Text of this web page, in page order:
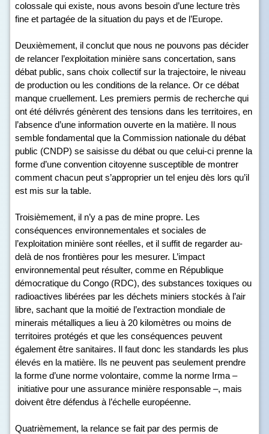
colossale qui existe, nous avons besoin d’une lecture très
fine et partagée de la situation du pays et de l’Europe.
Deuxièmement, il conclut que nous ne pouvons pas décider
de relancer l’exploitation minière sans concertation, sans
débat public, sans choix collectif sur la trajectoire, le niveau
de production ou les conditions de la relance. Or ce débat
manque cruellement. Les premiers permis de recherche qui
ont été délivrés génèrent des tensions dans les territoires, en
l’absence d’une information ouverte en la matière. Il nous
semble fondamental que la Commission nationale du débat
public (CNDP) se saisisse du débat ou que celui-ci prenne la
forme d’une convention citoyenne susceptible de montrer
comment chacun peut s’approprier un tel enjeu dès lors qu’il
est mis sur la table.
Troisièmement, il n’y a pas de mine propre. Les
conséquences environnementales et sociales de
l’exploitation minière sont réelles, et il suffit de regarder au-
delà de nos frontières pour les mesurer. L’impact
environnemental peut résulter, comme en République
démocratique du Congo (RDC), des substances toxiques ou
radioactives libérées par les déchets miniers stockés à l’air
libre, sachant que la moitié de l’extraction mondiale de
minerais métalliques a lieu à 20 kilomètres ou moins de
territoires protégés et que les conséquences peuvent
également être sanitaires. Il faut donc les standards les plus
élevés en la matière. Ils ne peuvent pas seulement prendre
la forme d’une norme volontaire, comme la norme Irma –
initiative pour une assurance minière responsable –, mais
doivent être défendus à l’échelle européenne.
Quatrièmement, la relance se fait par des permis de